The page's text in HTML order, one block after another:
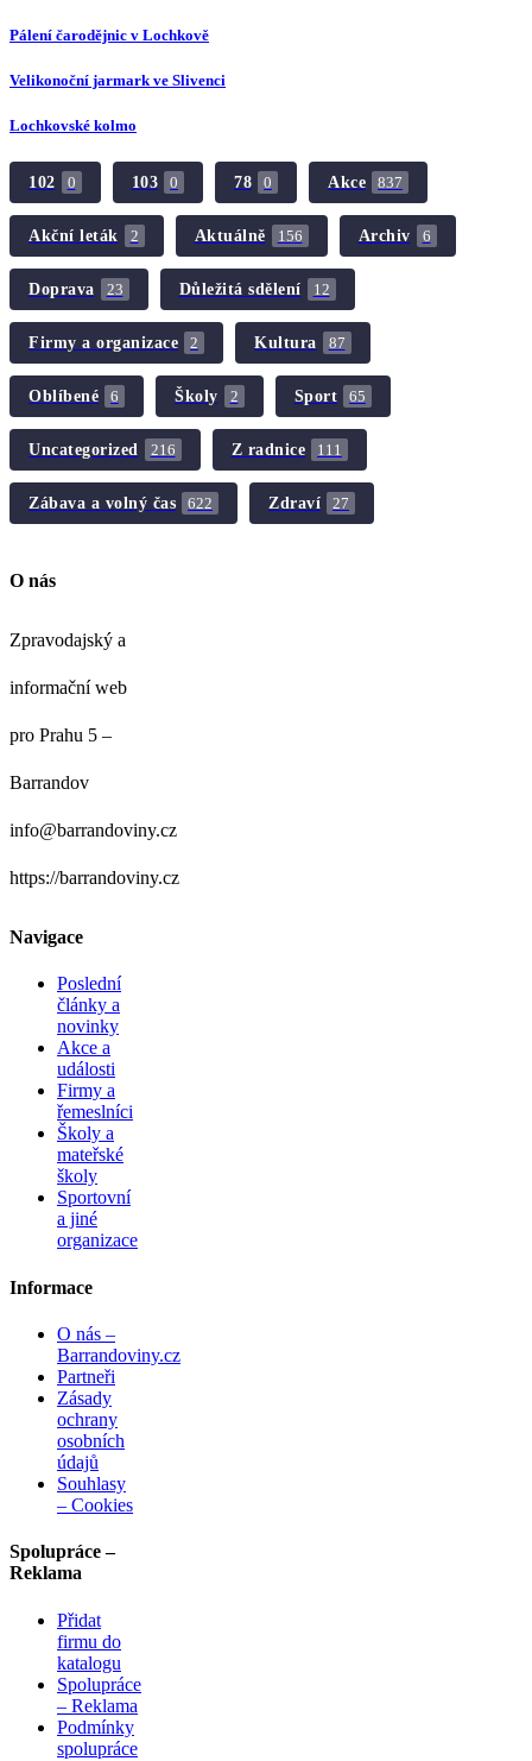
Pálení čarodějnic v Lochkově
Velikonoční jarmark ve Slivenci
Lochkovské kolmo
102 0 103 0 78 0 Akce 837
Akční leták 2 Aktuálně 156 Archiv 6
Doprava 23 Důležitá sdělení 12
Firmy a organizace 2 Kultura 87
Oblíbené 6 Školy 2 Sport 65
Uncategorized 216 Z radnice 111
Zábava a volný čas 622 Zdraví 27
O nás
Zpravodajský a
informační web
pro Prahu 5 –
Barrandov
info@barrandoviny.cz
https://barrandoviny.cz
Navigace
Poslední
články a
novinky
Akce a
události
Firmy a
řemeslníci
Školy a
mateřské
školy
Sportovní
a jiné
organizace
Informace
O nás –
Barrandoviny.cz
Partneři
Zásady
ochrany
osobních
údajů
Souhlasy
– Cookies
Spolupráce –
Reklama
Přidat
firmu do
katalogu
Spolupráce
– Reklama
Podmínky
spolupráce